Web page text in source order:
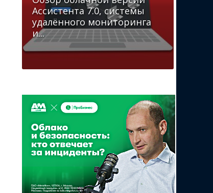
Ассистента 7.0, системы
удалённого мониторинга
и...